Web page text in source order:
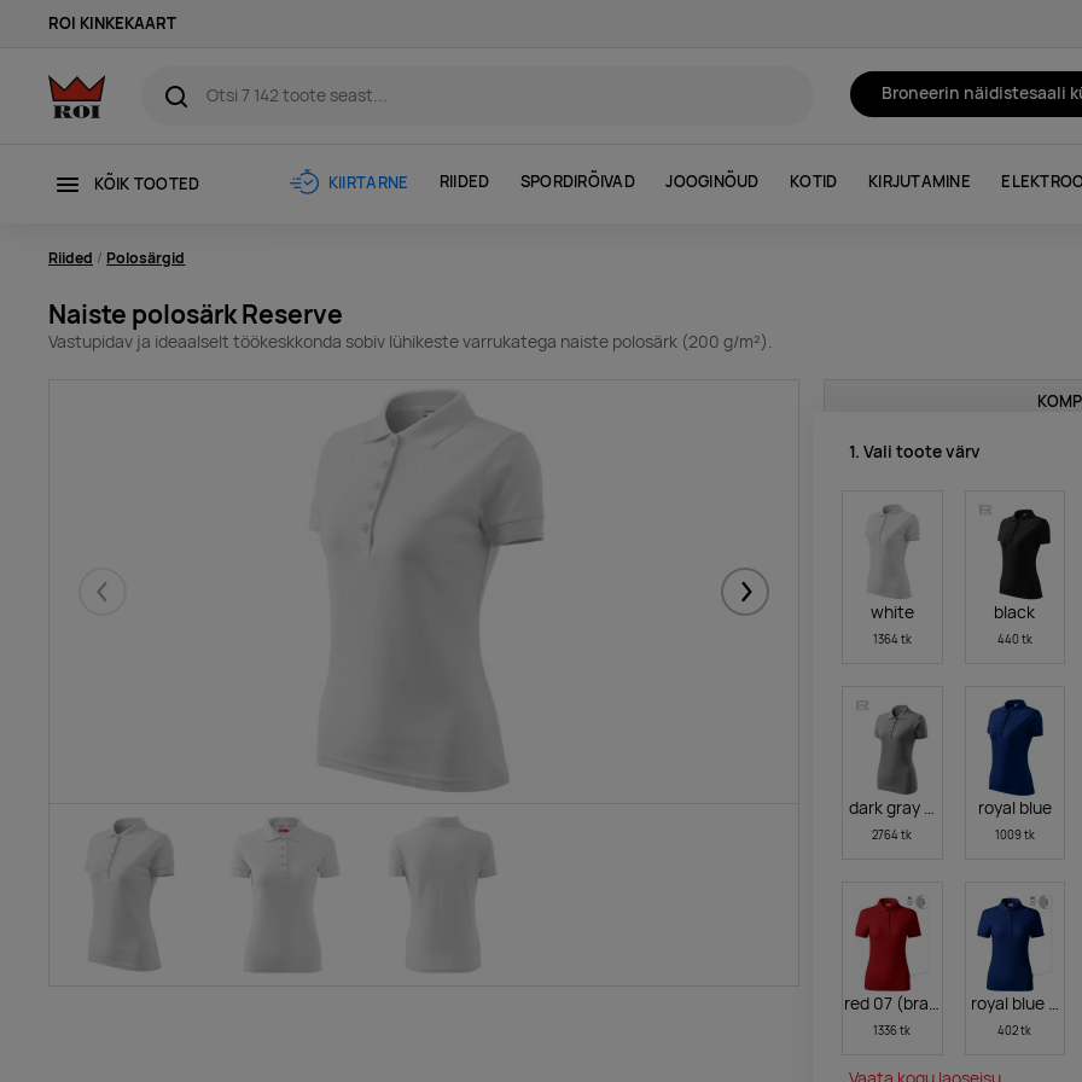
ROI KINKEKAART
Broneerin näidistesaali
KÕIK TOOTED KIIRTARNE RIIDED SPORDIRÕIVAD JOOGINÕUD KOTID KIRJUTAMINE
Riided Polosärgid
Naiste polosärk Reserve
Vastupidav ja ideaalselt töökeskkonda sobiv lühikeste varrukatega naiste polosärk (200 g/m²).
Eelmised Järgmised
1. Vali toote värv
white
1364 tk
black
440 tk
dark gray melange
2764 tk
royal blue
1009 tk
red 07 (brand label)
1336 tk
royal blue 05
402 tk